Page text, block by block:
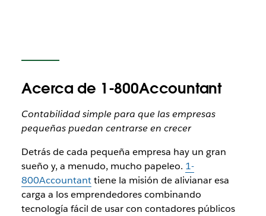
Acerca de 1-800Accountant
Contabilidad simple para que las empresas
pequeñas puedan centrarse en crecer
Detrás de cada pequeña empresa hay un gran
sueño y, a menudo, mucho papeleo. 1-
800Accountanttiene la misión de alivianar esa
carga a los emprendedores combinando
tecnología fácil de usar con contadores públicos